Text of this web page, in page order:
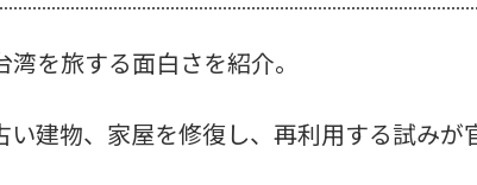
を旅する面白さを紹介。
建物、家屋を修復し、再利用する試みが